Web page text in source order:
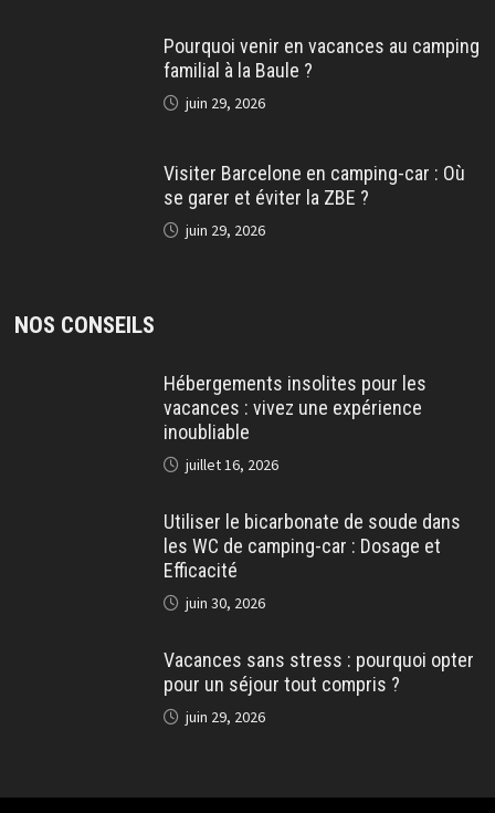
Pourquoi venir en vacances au camping
familial à la Baule ?
juin 29, 2026
Visiter Barcelone en camping-car : Où
se garer et éviter la ZBE ?
juin 29, 2026
NOS CONSEILS
Hébergements insolites pour les
vacances : vivez une expérience
inoubliable
juillet 16, 2026
Utiliser le bicarbonate de soude dans
les WC de camping-car : Dosage et
Efficacité
juin 30, 2026
Vacances sans stress : pourquoi opter
pour un séjour tout compris ?
juin 29, 2026